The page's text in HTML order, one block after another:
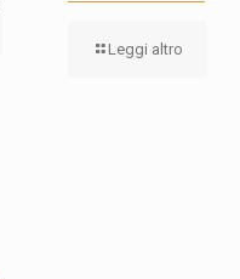
Leggi altro